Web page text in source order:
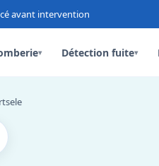
avant intervention
▾ Détection fuite▾